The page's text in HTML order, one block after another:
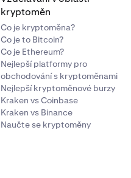
kryptoměn
Co je kryptoměna?
Co je to Bitcoin?
Co je Ethereum?
Nejlepší platformy pro
obchodování s kryptoměnami
Nejlepší kryptoměnové burzy
Kraken vs Coinbase
Kraken vs Binance
Naučte se kryptoměny